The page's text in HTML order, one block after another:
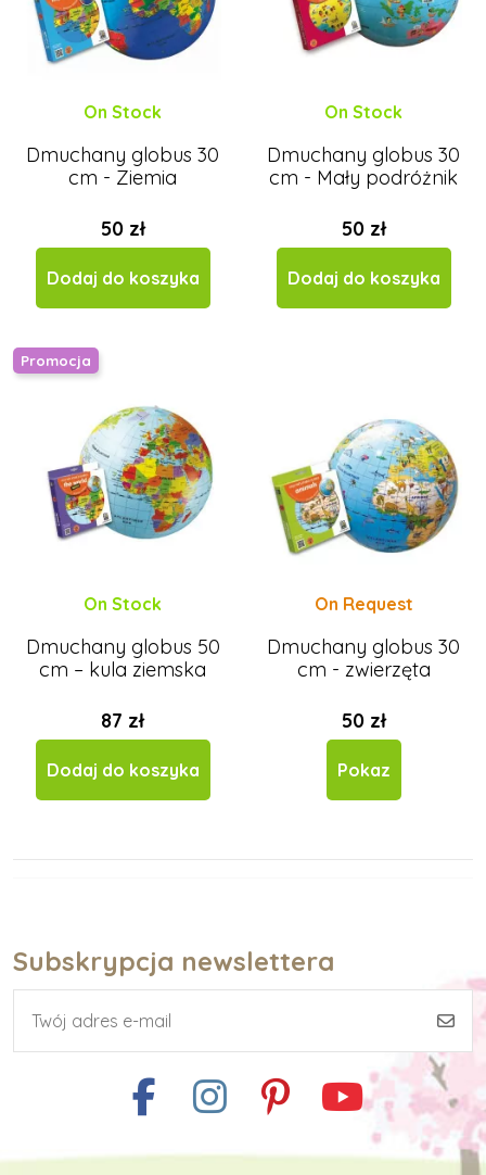
On Stock
Dmuchany globus 30
cm - Ziemia
50 zł
Dodaj do koszyka
On Stock
Dmuchany globus 30
cm - Mały podróżnik
50 zł
Dodaj do koszyka
Promocja
On Stock
Dmuchany globus 50
cm – kula ziemska
87 zł
Dodaj do koszyka
On Request
Dmuchany globus 30
cm - zwierzęta
50 zł
Pokaz
Subskrypcja newslettera